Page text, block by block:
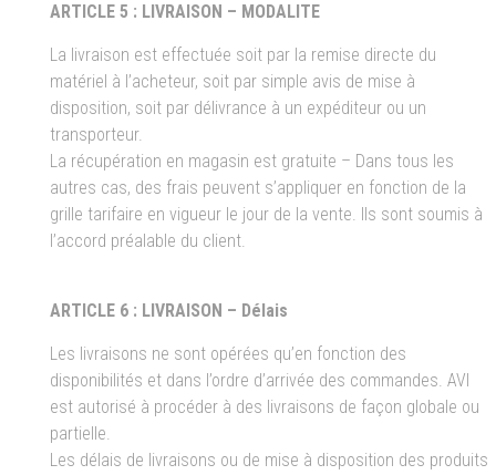
ARTICLE 5 : LIVRAISON – MODALITE
La livraison est effectuée soit par la remise directe du
matériel à l’acheteur, soit par simple avis de mise à
disposition, soit par délivrance à un expéditeur ou un
transporteur.
La récupération en magasin est gratuite – Dans tous les
autres cas, des frais peuvent s’appliquer en fonction de la
grille tarifaire en vigueur le jour de la vente. Ils sont soumis à
l’accord préalable du client.
ARTICLE 6 : LIVRAISON – Délais
Les livraisons ne sont opérées qu’en fonction des
disponibilités et dans l’ordre d’arrivée des commandes. AVI
est autorisé à procéder à des livraisons de façon globale ou
partielle.
Les délais de livraisons ou de mise à disposition des produits